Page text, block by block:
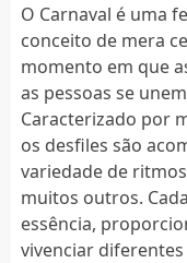
O Carnaval é uma
conceito de mera
momento em que
as pessoas se
Caracterizado por
os desfiles são
variedade de
muitos outros.
essência,
vivenciar